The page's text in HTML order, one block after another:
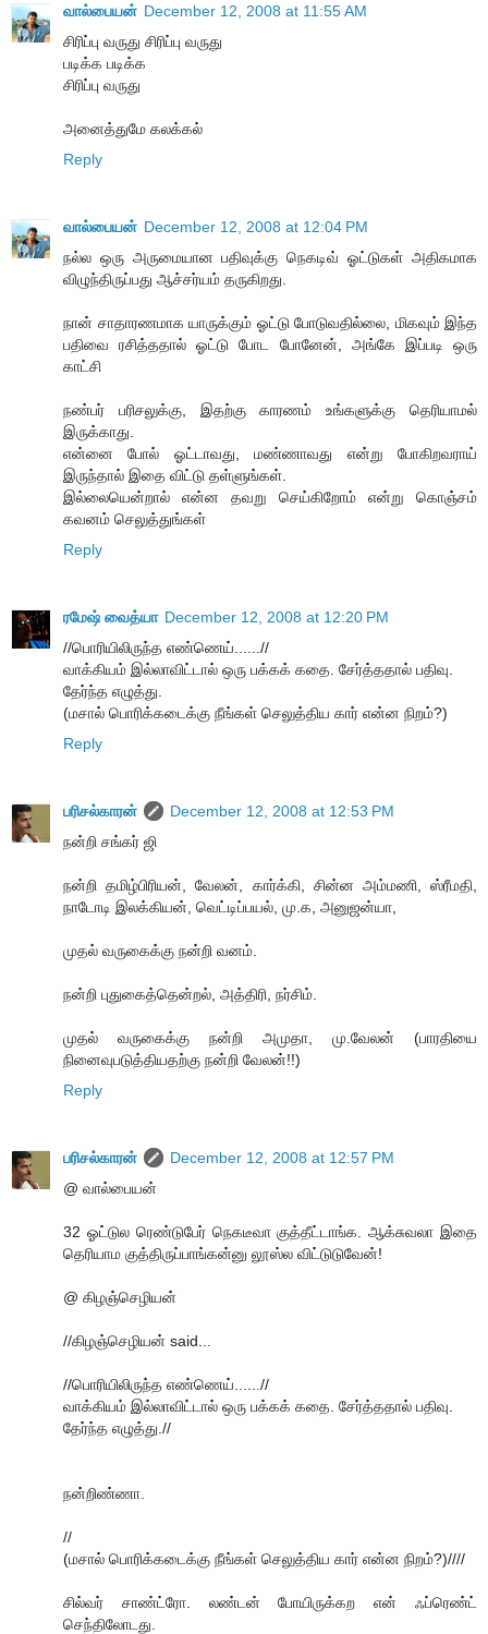
வால்பையன் December 12, 2008 at 11:55 AM
சிரிப்பு வருது சிரிப்பு வருது
படிக்க படிக்க
சிரிப்பு வருது
அனைத்துமே கலக்கல்
Reply
வால்பையன் December 12, 2008 at 12:04 PM
நல்ல ஒரு அருமையான பதிவுக்கு நெகடிவ் ஓட்டுகள் அதிகமாக
விழுந்திருப்பது ஆச்சர்யம் தருகிறது.
நான் சாதாரணமாக யாருக்கும் ஓட்டு போடுவதில்லை, மிகவும் இந்த
பதிவை ரசித்ததால் ஓட்டு போட போனேன், அங்கே இப்படி ஒரு
காட்சி
நண்பர் பரிசலுக்கு, இதற்கு காரணம் உங்களுக்கு தெரியாமல்
இருக்காது.
என்னை போல் ஓட்டாவது, மண்ணாவது என்று போகிறவராய்
இருந்தால் இதை விட்டு தள்ளுங்கள்.
இல்லையென்றால் என்ன தவறு செய்கிறோம் என்று கொஞ்சம்
கவனம் செலுத்துங்கள்
Reply
ரமேஷ் வைத்யா December 12, 2008 at 12:20 PM
//பொரியிலிருந்த எண்ணெய்......//
வாக்கியம் இல்லாவிட்டால் ஒரு பக்கக் கதை. சேர்த்ததால் பதிவு.
தேர்ந்த எழுத்து.
(மசால் பொரிக்கடைக்கு நீங்கள் செலுத்திய கார் என்ன நிறம்?)
Reply
பரிசல்காரன்
December 12, 2008 at 12:53 PM
நன்றி சங்கர் ஜி
நன்றி தமிழ்பிரியன், வேலன், கார்க்கி, சின்ன அம்மணி, ஸ்ரீமதி,
நாடோடி இலக்கியன், வெட்டிப்பயல், மு.க, அனுஜன்யா,
முதல் வருகைக்கு நன்றி வனம்.
நன்றி புதுகைத்தென்றல், அத்திரி, நர்சிம்.
முதல் வருகைக்கு நன்றி அமுதா, மு.வேலன் (பாரதியை
நினைவுபடுத்தியதற்கு நன்றி வேலன்!!)
Reply
பரிசல்காரன்
December 12, 2008 at 12:57 PM
@ வால்பையன்
32 ஓட்டுல ரெண்டுபேர் நெகடீவா குத்தீட்டாங்க. ஆக்சுவலா இதை
தெரியாம குத்திருப்பாங்கன்னு லூஸ்ல விட்டுடுவேன்!
@ கிழஞ்செழியன்
//கிழஞ்செழியன் said...
//பொரியிலிருந்த எண்ணெய்......//
வாக்கியம் இல்லாவிட்டால் ஒரு பக்கக் கதை. சேர்த்ததால் பதிவு.
தேர்ந்த எழுத்து.//
நன்றிண்ணா.
//
(மசால் பொரிக்கடைக்கு நீங்கள் செலுத்திய கார் என்ன நிறம்?)////
சில்வர் சாண்ட்ரோ. லண்டன் போயிருக்கற என் ஃப்ரெண்ட்
செந்திலோடது.